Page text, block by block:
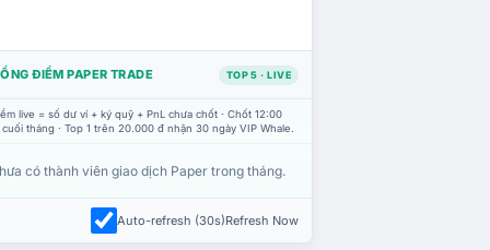
ĐIỂM PAPER TRADE TOP 5 · LIVE
live = số dư ví + ký quỹ + PnL chưa chốt · Chốt 12:00
tháng · Top 1 trên 20.000 đ nhận 30 ngày VIP Whale.
có thành viên giao dịch Paper trong tháng.
Auto-refresh (30s)Refresh Now